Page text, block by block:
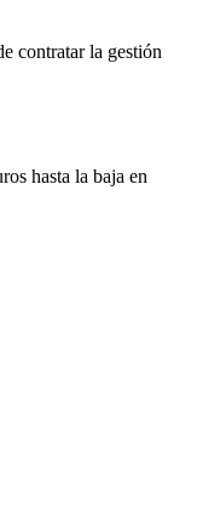
contratar la gestión
hasta la baja en